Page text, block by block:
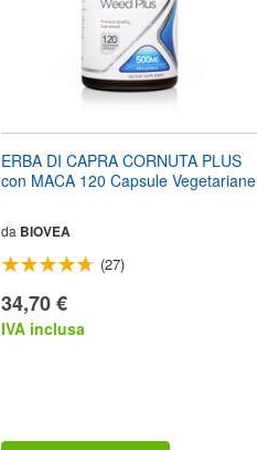
ERBA DI CAPRA CORNUTA PLUS
con MACA 120 Capsule Vegetariane
da BIOVEA
(27)
34,70 €
IVA inclusa